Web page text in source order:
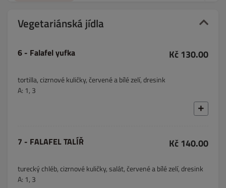
Vegetariánská jídla
6 - Falafel yufka Kč 130.00
tortilla, cizrnové kuličky, červené a bílé zelí, dresink
A: 1, 3
7 - FALAFEL TALÍŘ Kč 140.00
turecký chléb, cizrnové kuličky, salát, červené a bílé zelí, dresink
A: 1, 3